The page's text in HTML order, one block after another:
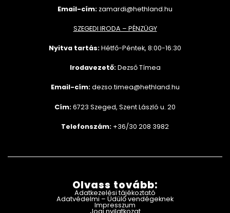
Email-cím: zamardi@hethland.hu
SZEGEDI IRODA – PÉNZÜGY
Nyitva tartás:Hétfő-Péntek, 8:00-16:30
Irodavezető:Dezső Tímea
Email-cím: dezso.timea@hethland.hu
Cím:6723 Szeged, Szent László u. 20
Telefonszám: +36/30 208 3982
Olvass tovább:
Adatkezelési tájékoztató
Adatvédelmi – Üdülő vendégeknek
Impresszum
Jogi nyilatkozat